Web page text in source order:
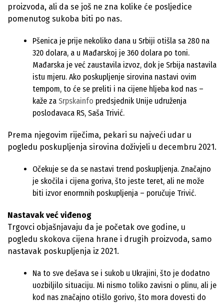
proizvoda, ali da se još ne zna kolike će posljedice
pomenutog sukoba biti po nas.
Pšenica je prije nekoliko dana u Srbiji otišla sa 280 na
320 dolara, a u Mađarskoj je 360 dolara po toni.
Mađarska je već zaustavila izvoz, dok je Srbija nastavila
istu mjeru. Ako poskupljenje sirovina nastavi ovim
tempom, to će se preliti i na cijene hljeba kod nas –
kaže za Srpskainfo predsjednik Unije udruženja
poslodavaca RS, Saša Trivić.
Prema njegovim riječima, pekari su najveći udar u
pogledu poskupljenja sirovina doživjeli u decembru 2021.
Očekuje se da se nastavi trend poskupljenja. Značajno
je skočila i cijena goriva, što jeste teret, ali ne može
biti izvor enormnih poskupljenja – poručuje Trivić.
Nastavak već viđenog
Trgovci objašnjavaju da je početak ove godine, u
pogledu skokova cijena hrane i drugih proizvoda, samo
nastavak poskupljenja iz 2021.
Na to sve dešava se i sukob u Ukrajini, što je dodatno
uozbiljilo situaciju. Mi nismo toliko zavisni o plinu, ali je
kod nas značajno otišlo gorivo, što mora dovesti do